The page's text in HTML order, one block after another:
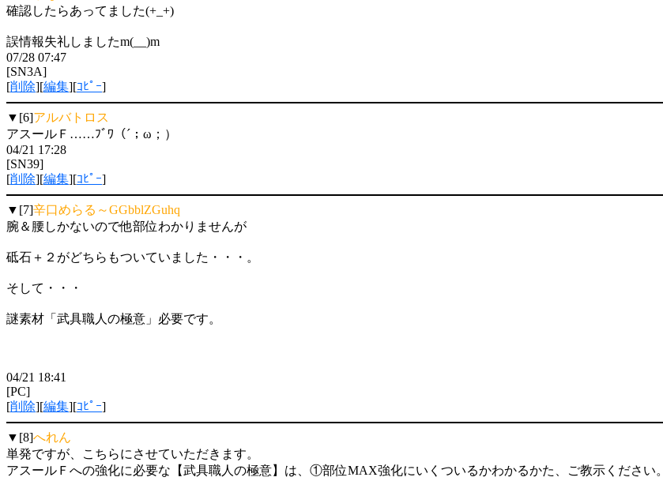
確認したらあってました(+_+)
誤情報失礼しましたm(__)m
07/28 07:47
[SN3A]
[削除][編集][ｺﾋﾟｰ]
▼[6]アルバトロス
アスールＦ……ﾌﾞﾜ（´；ω；）
04/21 17:28
[SN39]
[削除][編集][ｺﾋﾟｰ]
▼[7]辛口めらる～GGbblZGuhq
腕＆腰しかないので他部位わかりませんが
砥石＋２がどちらもついていました・・・。
そして・・・
謎素材「武具職人の極意」必要です。
04/21 18:41
[PC]
[削除][編集][ｺﾋﾟｰ]
▼[8]へれん
単発ですが、こちらにさせていただきます。
アスールＦへの強化に必要な【武具職人の極意】は、①部位MAX強化にいくついるかわかるかた、ご教示ください。